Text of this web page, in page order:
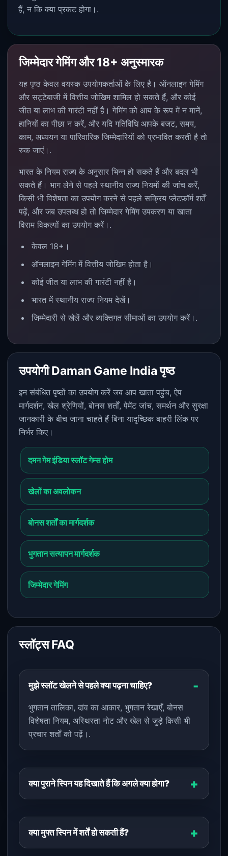
हैं, न कि क्या प्रकट होगा।.
जिम्मेदार गेमिंग और 18+ अनुस्मारक
यह पृष्ठ केवल वयस्क उपयोगकर्ताओं के लिए है। ऑनलाइन गेमिंग
और सट्टेबाजी में वित्तीय जोखिम शामिल हो सकते हैं, और कोई
जीत या लाभ की गारंटी नहीं है। गेमिंग को आय के रूप में न मानें,
हानियों का पीछा न करें, और यदि गतिविधि आपके बजट, समय,
काम, अध्ययन या पारिवारिक जिम्मेदारियों को प्रभावित करती है तो
रुक जाएं।.
भारत के नियम राज्य के अनुसार भिन्न हो सकते हैं और बदल भी
सकते हैं। भाग लेने से पहले स्थानीय राज्य नियमों की जांच करें,
किसी भी विशेषता का उपयोग करने से पहले सक्रिय प्लेटफ़ॉर्म शर्तें
पढ़ें, और जब उपलब्ध हो तो जिम्मेदार गेमिंग उपकरण या खाता
विराम विकल्पों का उपयोग करें।.
केवल 18+।
ऑनलाइन गेमिंग में वित्तीय जोखिम होता है।
कोई जीत या लाभ की गारंटी नहीं है।
भारत में स्थानीय राज्य नियम देखें।
जिम्मेदारी से खेलें और व्यक्तिगत सीमाओं का उपयोग करें।.
उपयोगी Daman Game India पृष्ठ
इन संबंधित पृष्ठों का उपयोग करें जब आप खाता पहुंच, ऐप
मार्गदर्शन, खेल श्रेणियों, बोनस शर्तों, पेमेंट जांच, समर्थन और सुरक्षा
जानकारी के बीच जाना चाहते हैं बिना यादृच्छिक बाहरी लिंक पर
निर्भर किए।
दमन गेम इंडिया स्लॉट गेम्स होम
खेलों का अवलोकन
बोनस शर्तों का मार्गदर्शक
भुगतान सत्यापन मार्गदर्शक
जिम्मेदार गेमिंग
स्लॉट्स FAQ
मुझे स्लॉट खेलने से पहले क्या पढ़ना चाहिए?
भुगतान तालिका, दांव का आकार, भुगतान रेखाएँ, बोनस
विशेषता नियम, अस्थिरता नोट और खेल से जुड़े किसी भी
प्रचार शर्तों को पढ़ें।.
क्या पुराने स्पिन यह दिखाते हैं कि अगले क्या होगा?
क्या मुफ्त स्पिन में शर्तें हो सकती हैं?